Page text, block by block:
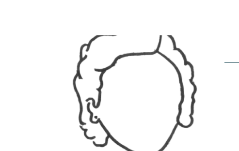
Es gibt 8 Ergebnisse für deine Suche.